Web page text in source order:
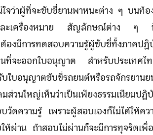
ใจว่าผู้ที่จะขับขี่ยานพาหนะต่าง ๆ บนท้อ
และเครื่องหมาย สัญลักษณ์ต่าง ๆ ที่
มีการทดสอบความรู้ผู้ขับขี่ทั้งภาคปฏิ
จะออกใบอนุญาต สำหรับประเทศไท
บใบอนุญาตขับขี่รถยนต์หรือรถจักรย
มส่วนใหญ่เห็นว่าเป็นเพียงธรรมเนียมป
บวัดความรู้ เพราะผู้สอบเองก็ไม่ได้ให้คว
ห้ผ่าน ถ้าสอบไม่ผ่านก็จะมีการทุจริตเพื่อ